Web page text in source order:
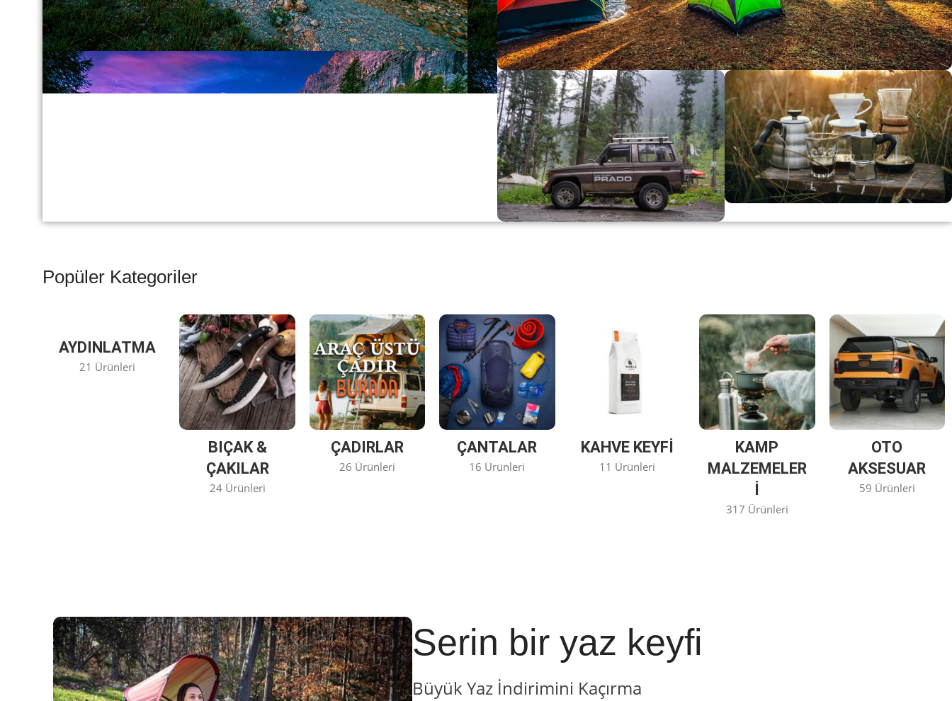
Büyük Yaz İndirimi
0
Günler
00
Hr
00
Min
00
SSK
Alışverişe Başla
Popüler Kategoriler
AYDINLATMA
21 Ürünleri
BIÇAK &
ÇAKILAR
24 Ürünleri
ÇADIRLAR
26 Ürünleri
ÇANTALAR
16 Ürünleri
KAHVE KEYFİ
11 Ürünleri
KAMP
MALZEMELER
317 Ürünleri
OTO
AKSESUAR
59 Ürünleri
Serin bir yaz keyfi
Büyük Yaz İndirimini Kaçırma